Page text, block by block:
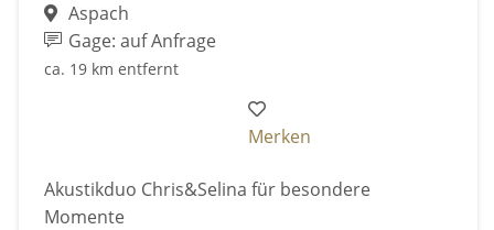
Aspach
Gage: auf Anfrage
ca. 19 km entfernt
Merken
Akustikduo Chris&Selina für besondere
Momente